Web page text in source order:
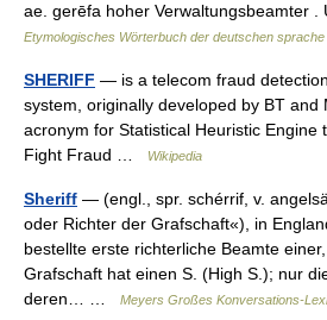
ae. gerēfa hoher Verwaltungsbeamter
Etymologisches Wörterbuch der deutschen sprache
SHERIFF — is a telecom fraud
system, originally developed by BT and
acronym for Statistical Heuristic Engine
Fight Fraud …
Wikipedia
Sheriff — (engl., spr. schérrif, v.
oder Richter der Grafschaft«), in
bestellte erste richterliche Beamte
Grafschaft hat einen S. (High S.); nur
deren… …
Meyers Großes Konversations-